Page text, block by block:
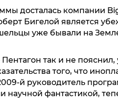
досталась компании
Бигелой является
уже бывали на
так и не
того, что
й руководитель
научной фантастикой,